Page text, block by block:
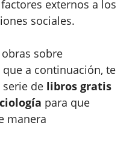
externos a los
sociales.
sobre
a continuación, te
de libros gratis
para que
manera